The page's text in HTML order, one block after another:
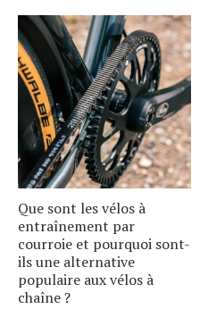
Que sont les vélos à
entraînement par
courroie et pourquoi sont-
ils une alternative
populaire aux vélos à
chaîne ?